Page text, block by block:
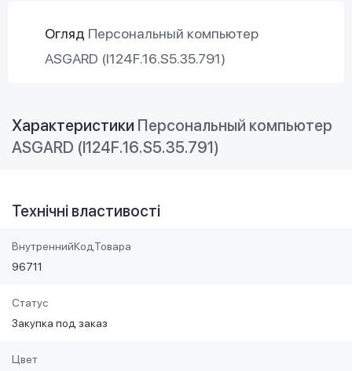
Огляд Персональный компьютер
ASGARD (I124F.16.S5.35.791)
Характеристики Персональный компьютер
ASGARD (I124F.16.S5.35.791)
Технічні властивості
ВнутреннийКодТовара
96711
Статус
Закупка под заказ
Цвет